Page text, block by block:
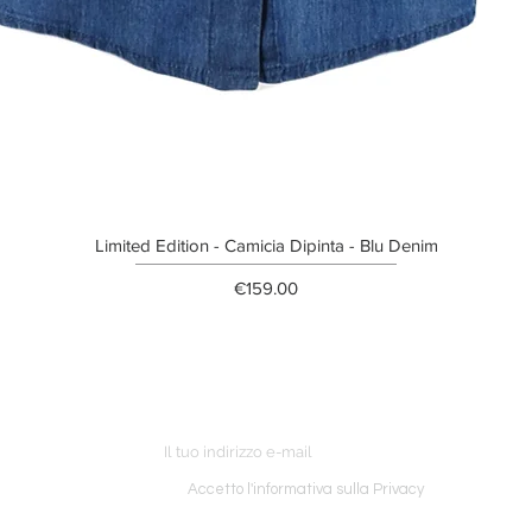
Limited Edition - Camicia Dipinta - Blu Denim
Price
€159.00
Accetto l'informativa sulla Privacy